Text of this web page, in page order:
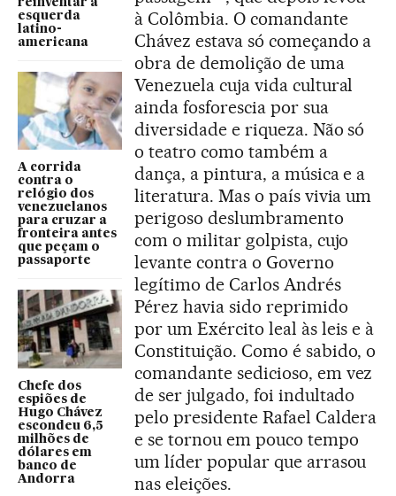
esquerda
latino-
americana
A corrida
contra o
relógio dos
venezuelanos
para cruzar a
fronteira antes
que peçam o
passaporte
Chefe dos
espiões de
Hugo Chávez
escondeu 6,5
milhões de
dólares em
banco de
Andorra
à Colômbia. O comandante
Chávez estava só começando a
obra de demolição de uma
Venezuela cuja vida cultural
ainda fosforescia por sua
diversidade e riqueza. Não só
o teatro como também a
dança, a pintura, a música e a
literatura. Mas o país vivia um
perigoso deslumbramento
com o militar golpista, cujo
levante contra o Governo
legítimo de Carlos Andrés
Pérez havia sido reprimido
por um Exército leal às leis e à
Constituição. Como é sabido, o
comandante sedicioso, em vez
de ser julgado, foi indultado
pelo presidente Rafael Caldera
e se tornou em pouco tempo
um líder popular que arrasou
nas eleições.